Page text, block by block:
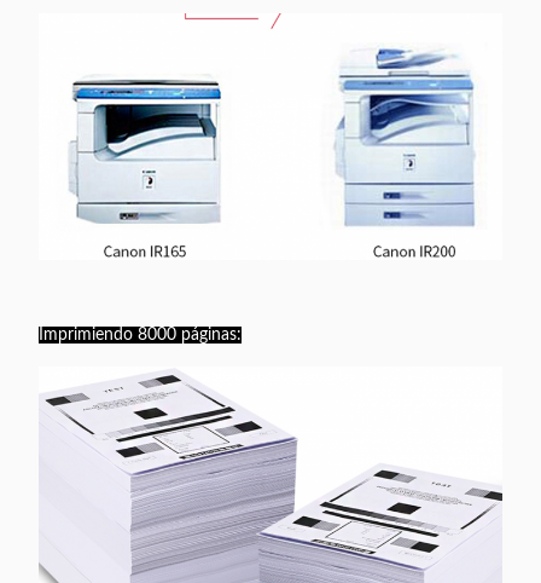
Imprimiendo 8000 páginas: